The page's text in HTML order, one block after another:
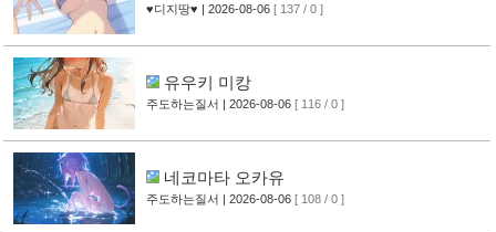
♥디지땅♥ | 2026-08-06 [ 137 / 0 ]
유우키 미캉
주도하는질서 | 2026-08-06 [ 116 / 0 ]
네코마타 오카유
주도하는질서 | 2026-08-06 [ 108 / 0 ]